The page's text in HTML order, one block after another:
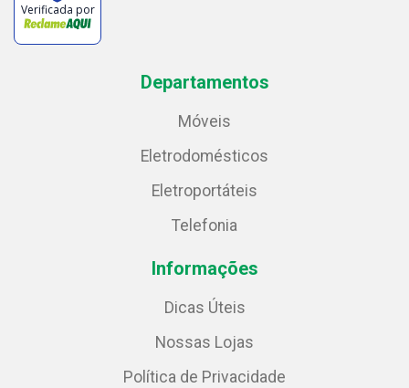
Verificada por
Departamentos
Móveis
Eletrodomésticos
Eletroportáteis
Telefonia
Informações
Dicas Úteis
Nossas Lojas
Política de Privacidade